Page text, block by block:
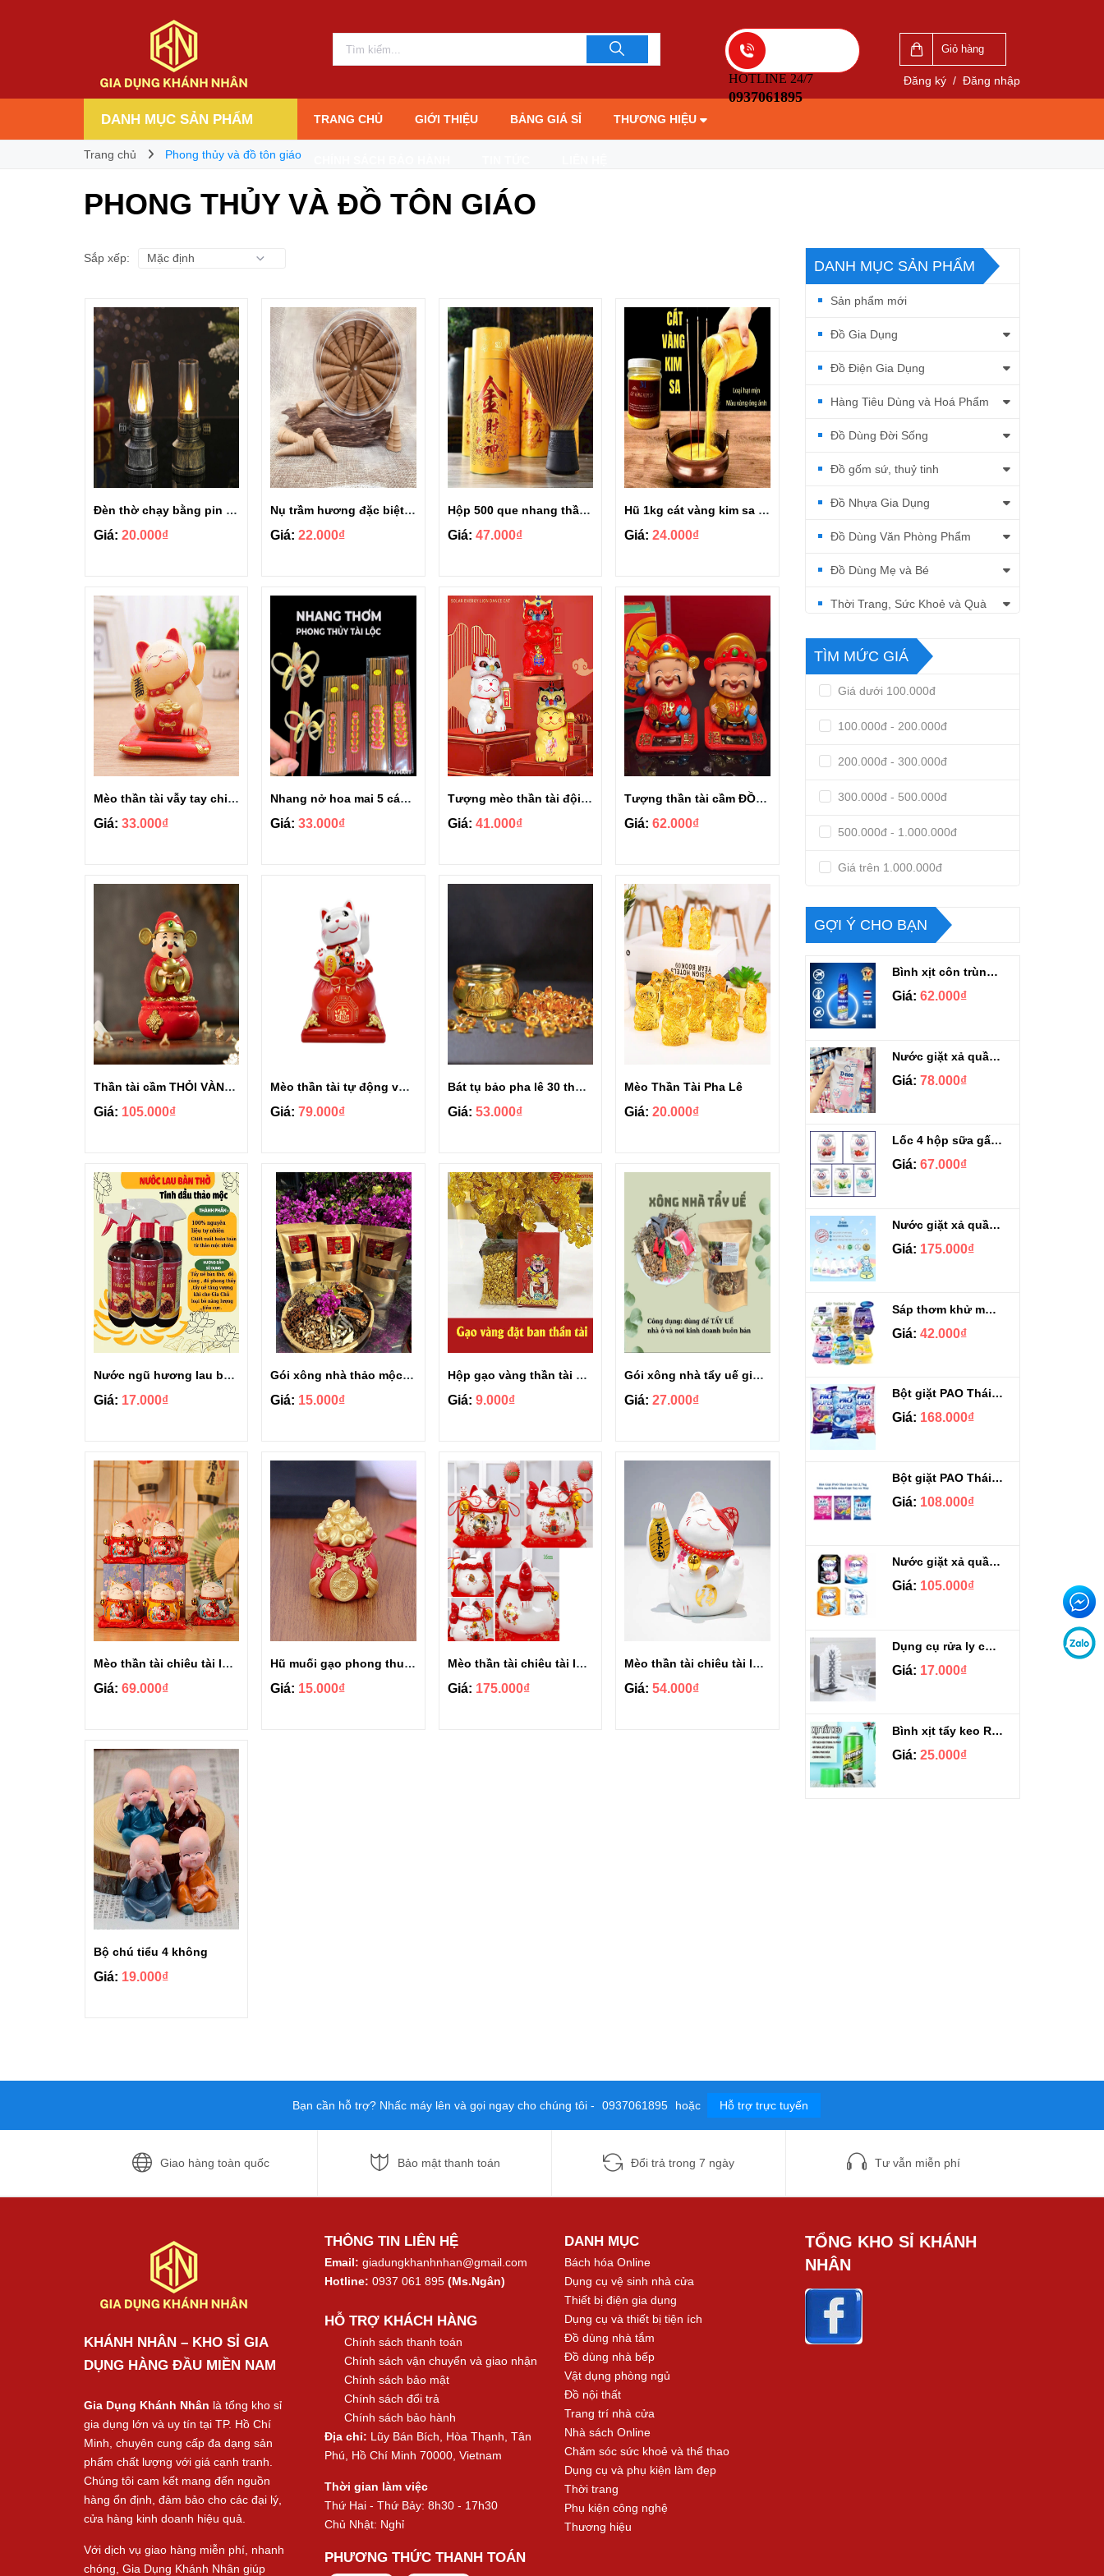
HOTLINE 24/7
0937061895
Giỏ hàng
Đăng ký / Đăng nhập
DANH MỤC SẢN PHẨM TRANG CHỦ GIỚI THIỆU BẢNG GIÁ SỈ THƯƠNG HIỆU
Trang chủ Phong thủy và đồ tôn giáo
PHONG THỦY VÀ ĐỒ TÔN GIÁO
Sắp xếp:
Đèn thờ chạy bằng pin phong cách cổ điển sang trọng
Giá: 20.000₫
Nụ trầm hương đặc biệt hộp tròn
Giá:22.000₫
Hộp 500 que nhang thần tài chiêu lộc
Giá: 47.000₫
Hũ 1kg cát vàng kim sa để lư hương
Giá:24.000₫
Mèo thần tài vẫy tay chiêu tài lộc năng lượng mặt trời
Giá: 33.000₫
Nhang nở hoa mai 5 cánh siêu thơm thu hút tài lộc
Giá:33.000₫
Tượng mèo thần tài đội đầu lân may mắn
Giá: 41.000₫
Tượng thần tài cầm ĐỒNG TIỀN tự động gật đầu chiêu tài lộc
Giá:62.000₫
Thần tài cầm THỎI VÀNG tự động lắc gọi tài lộc may mắn
Giá: 105.000₫
Mèo thần tài tự động vẫy tay mang túi vàng may mắn
Giá:79.000₫
Bát tụ bảo pha lê 30 thỏi vàng
Giá: 53.000₫
Mèo Thần Tài Pha Lê
Giá:20.000₫
Nước ngũ hương lau bàn thờ 500ml tinh dầu thảo mộc
Giá: 17.000₫
Gói xông nhà thảo mộc tẩy uế thu hút tài lộc gói 100gr
Giá: 15.000₫
Hộp gạo vàng thần tài phong thuỷ chiêu tài lộc
Giá: 9.000₫
Gói xông nhà tẩy uế giúp chiêu tài lộc đại phát
Giá:27.000₫
Mèo thần tài chiêu tài lộc kèm đệm lót may mắn 10cm
Giá: 69.000₫
Hũ muối gạo phong thuỷ thu hút tài lộc 6cm
Giá: 15.000₫
Mèo thần tài chiêu tài lộc kèm đệm lót may mắn size 16cm
Giá: 175.000₫
Mèo thần tài chiêu tài lộc kèm đệm lót may mắn
Giá:54.000₫
Bộ chú tiểu 4 không
Giá: 19.000₫
DANH MỤC SẢN PHẨM
Sản phẩm mới
Đồ Gia Dụng
Đồ Điện Gia Dụng
Hàng Tiêu Dùng và Hoá Phẩm
Đồ Dùng Đời Sống
Đồ gốm sứ, thuỷ tinh
Đồ Nhựa Gia Dụng
Đồ Dùng Văn Phòng Phẩm
Đồ Dùng Mẹ và Bé
Thời Trang, Sức Khoẻ và Quà
TÌM MỨC GIÁ
Giá dưới 100.000đ
100.000đ - 200.000đ
200.000đ - 300.000đ
300.000đ - 500.000đ
500.000đ - 1.000.000đ
Giá trên 1.000.000đ
GỢI Ý CHO BẠN
Bình xịt côn trùng Ranger scout 600ml
Giá: 62.000₫
Nước giặt xả quần áo Dnee Thái Lan túi 1100ml
Giá: 78.000₫
Lốc 4 hộp sữa gấu đẹp da Nestle Bear Brand Gold đủ vị 140ml
Giá: 67.000₫
Nước giặt xả quần áo Dnee Thái Lan can 3 lít
Giá: 175.000₫
Sáp thơm khử mùi cao cấp Shaldan Scent & Care
Giá: 42.000₫
Bột giặt PAO Thái Lan túi 5kg
Giá: 168.000₫
Bột giặt PAO Thái Lan túi 2.7kg
Giá: 108.000₫
Nước giặt xả quần áo Hygiene 1.8L
Giá: 105.000₫
Dụng cụ rửa ly cốc gắn bồn đa năng 2in1
Giá: 17.000₫
Bình xịt tẩy keo Remove of Sickers xanh lá 450ml
Giá: 25.000₫
Bạn cần hỗ trợ? Nhấc máy lên và gọi ngay cho chúng tôi - 0937061895 hoặc Hỗ trợ trực tuyến
Giao hàng toàn quốc Bảo mật thanh toán Đổi trả trong 7 ngày Tư vẫn miễn phí
KHÁNH NHÂN – KHO SỈ GIA
DỤNG HÀNG ĐẦU MIỀN NAM
Gia Dụng Khánh Nhân là tổng kho sỉ
gia dụng lớn và uy tín tại TP. Hồ Chí
Minh, chuyên cung cấp đa dạng sản
phẩm chất lượng với giá cạnh tranh.
Chúng tôi cam kết mang đến nguồn
hàng ổn định, đảm bảo cho các đại lý,
cửa hàng kinh doanh hiệu quả.
Với dịch vụ giao hàng miễn phí, nhanh
chóng, Gia Dụng Khánh Nhân giúp
THÔNG TIN LIÊN HỆ
Email: giadungkhanhnhan@gmail.com
Hotline: 0937 061 895 (Ms.Ngân)
HỖ TRỢ KHÁCH HÀNG
Chính sách thanh toán
Chính sách vận chuyển và giao nhận
Chính sách bảo mật
Chính sách đổi trả
Chính sách bảo hành
Địa chỉ: Lũy Bán Bích, Hòa Thạnh, Tân
Phú, Hồ Chí Minh 70000, Vietnam
Thời gian làm việc
Thứ Hai - Thứ Bảy: 8h30 - 17h30
Chủ Nhật: Nghỉ
PHƯƠNG THỨC THANH TOÁN
DANH MỤC
Bách hóa Online
Dụng cụ vệ sinh nhà cửa
Thiết bị điện gia dụng
Dụng cụ và thiết bị tiện ích
Đồ dùng nhà tắm
Đồ dùng nhà bếp
Vật dụng phòng ngủ
Đồ nội thất
Trang trí nhà cửa
Nhà sách Online
Chăm sóc sức khoẻ và thể thao
Dụng cụ và phụ kiện làm đẹp
Thời trang
Phụ kiện công nghệ
Thương hiệu
TỔNG KHO SỈ KHÁNH
NHÂN